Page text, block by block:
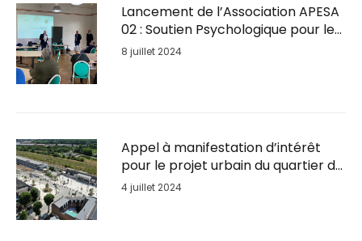
Lancement de l’Association APESA
02 : Soutien Psychologique pour les
Entrepreneurs en Détresse
8 juillet 2024
Appel à manifestation d’intérêt
pour le projet urbain du quartier de
la Gare de Soissons
4 juillet 2024